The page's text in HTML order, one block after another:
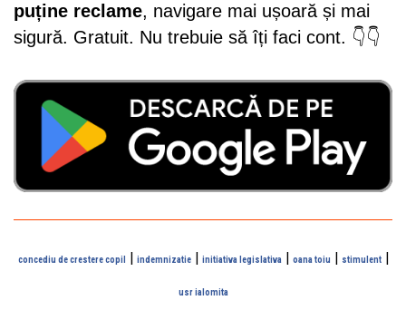
puține reclame, navigare mai ușoară și mai
sigură. Gratuit. Nu trebuie să îți faci cont. 👇👇
concediu de crestere copil indemnizatie| initiativa legislativa| oana toiu stimulent|
usr ialomita